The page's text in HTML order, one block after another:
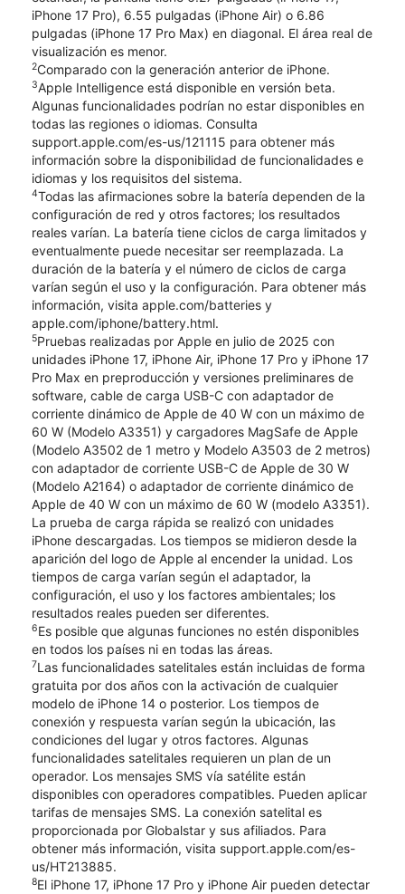
iPhone 17 Pro), 6.55 pulgadas (iPhone Air) o 6.86
pulgadas (iPhone 17 Pro Max) en diagonal. El área real de
visualización es menor.
2Comparado con la generación anterior de iPhone.
3Apple Intelligence está disponible en versión beta.
Algunas funcionalidades podrían no estar disponibles en
todas las regiones o idiomas. Consulta
support.apple.com/es-us/121115 para obtener más
información sobre la disponibilidad de funcionalidades e
idiomas y los requisitos del sistema.
4Todas las afirmaciones sobre la batería dependen de la
configuración de red y otros factores; los resultados
reales varían. La batería tiene ciclos de carga limitados y
eventualmente puede necesitar ser reemplazada. La
duración de la batería y el número de ciclos de carga
varían según el uso y la configuración. Para obtener más
información, visita apple.com/batteries y
apple.com/iphone/battery.html.
5Pruebas realizadas por Apple en julio de 2025 con
unidades iPhone 17, iPhone Air, iPhone 17 Pro y iPhone 17
Pro Max en preproducción y versiones preliminares de
software, cable de carga USB-C con adaptador de
corriente dinámico de Apple de 40 W con un máximo de
60 W (Modelo A3351) y cargadores MagSafe de Apple
(Modelo A3502 de 1 metro y Modelo A3503 de 2 metros)
con adaptador de corriente USB-C de Apple de 30 W
(Modelo A2164) o adaptador de corriente dinámico de
Apple de 40 W con un máximo de 60 W (modelo A3351).
La prueba de carga rápida se realizó con unidades
iPhone descargadas. Los tiempos se midieron desde la
aparición del logo de Apple al encender la unidad. Los
tiempos de carga varían según el adaptador, la
configuración, el uso y los factores ambientales; los
resultados reales pueden ser diferentes.
6Es posible que algunas funciones no estén disponibles
en todos los países ni en todas las áreas.
7Las funcionalidades satelitales están incluidas de forma
gratuita por dos años con la activación de cualquier
modelo de iPhone 14 o posterior. Los tiempos de
conexión y respuesta varían según la ubicación, las
condiciones del lugar y otros factores. Algunas
funcionalidades satelitales requieren un plan de un
operador. Los mensajes SMS vía satélite están
disponibles con operadores compatibles. Pueden aplicar
tarifas de mensajes SMS. La conexión satelital es
proporcionada por Globalstar y sus afiliados. Para
obtener más información, visita support.apple.com/es-
us/HT213885.
8El iPhone 17, iPhone 17 Pro y iPhone Air pueden detectar